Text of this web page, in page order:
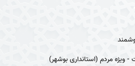
ویژه مردم (استانداری بوشهر)